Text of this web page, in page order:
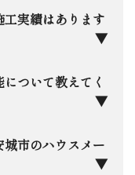
た学区まで、住
本当にいい家が
「耐震等級3」
踏み込んだ許容
す。万が一の震
所」として、家
実績はあります
がございます。
趣味を楽しめる
。実際の施工事
合わせた最適な
ついて教えてく
」と「冬の底冷
ではHEAT20
市のハウスメー